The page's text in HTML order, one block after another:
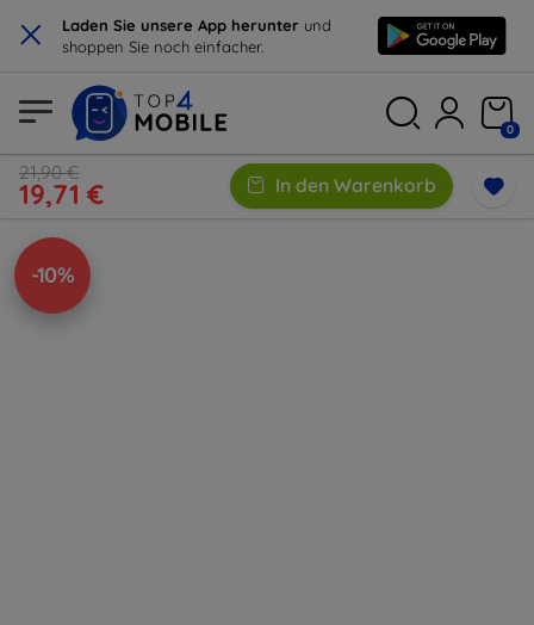
× Laden Sie unsere App herunter und
shoppen Sie noch einfacher.
0
21,90 €
19,71 € In den Warenkorb
-10%